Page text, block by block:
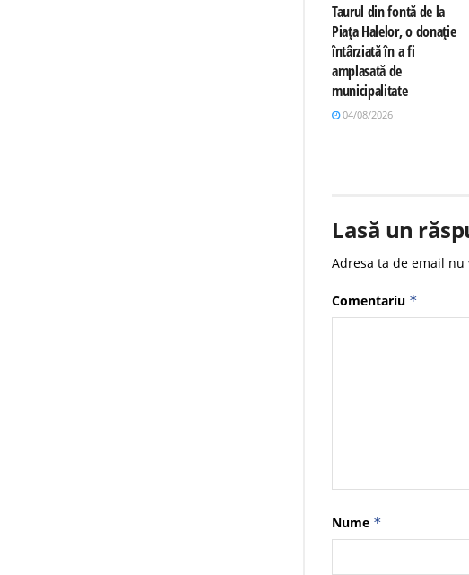
Taurul din fontă de la
Piața Halelor, o donație
întârziată în a fi
amplasată de
municipalitate
04/08/2026
Lasă un
Adresa ta de email
Comentariu *
Nume *